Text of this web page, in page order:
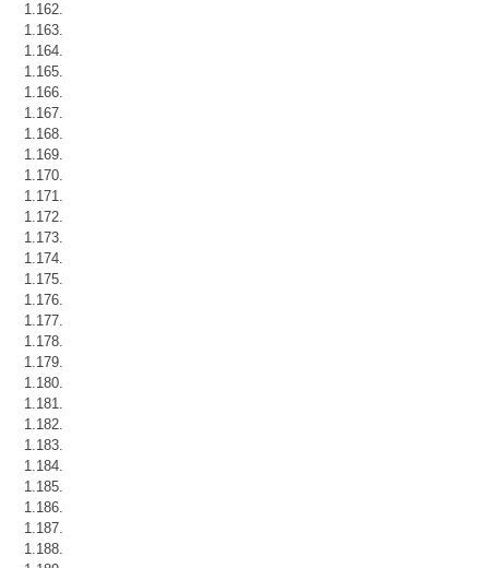
1.162.
1.163.
1.164.
1.165.
1.166.
1.167.
1.168.
1.169.
1.170.
1.171.
1.172.
1.173.
1.174.
1.175.
1.176.
1.177.
1.178.
1.179.
1.180.
1.181.
1.182.
1.183.
1.184.
1.185.
1.186.
1.187.
1.188.